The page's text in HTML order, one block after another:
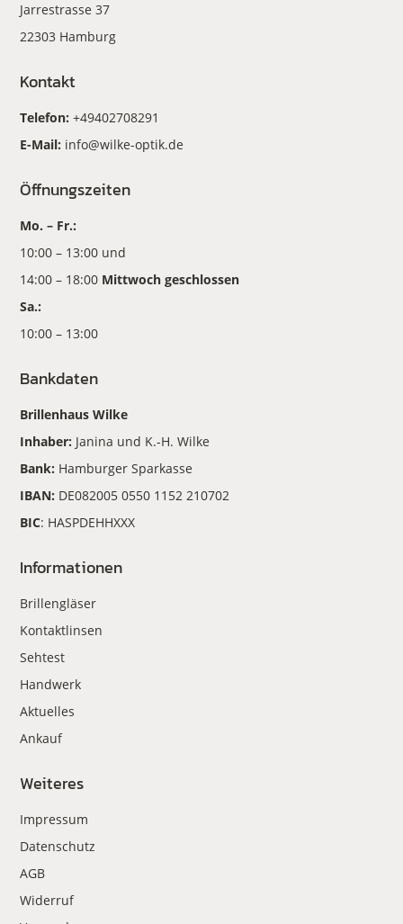
Jarrestrasse 37
22303 Hamburg
Kontakt
Telefon:+49402708291
E-Mail: info@wilke-optik.de
Öffnungszeiten
Mo. – Fr.:
10:00 – 13:00 und
14:00 – 18:00 Mittwoch geschlossen
Sa.:
10:00 – 13:00
Bankdaten
Brillenhaus Wilke
Inhaber: Janina und K.-H. Wilke
Bank: Hamburger Sparkasse
IBAN: DE082005 0550 1152 210702
BIC: HASPDEHHXXX
Informationen
Brillengläser
Kontaktlinsen
Sehtest
Handwerk
Aktuelles
Ankauf
Weiteres
Impressum
Datenschutz
AGB
Widerruf